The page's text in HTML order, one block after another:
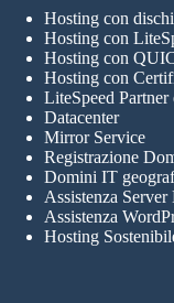
Hosting con
Hosting con
Hosting con
Hosting con
LiteSpeed
Datacenter
Mirror Service
Registrazione
Domini IT
Assistenza
Assistenza
Hosting